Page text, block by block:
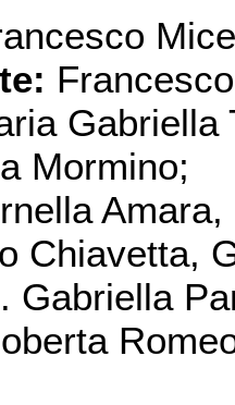
Gabriella
Mormino;
Chiavetta,
Gabriella